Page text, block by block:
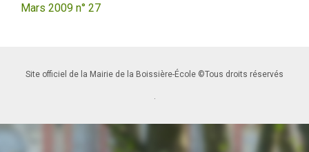
Mars 2009 n° 27
Site officiel de la Mairie de la Boissière-École ©Tous droits réservés